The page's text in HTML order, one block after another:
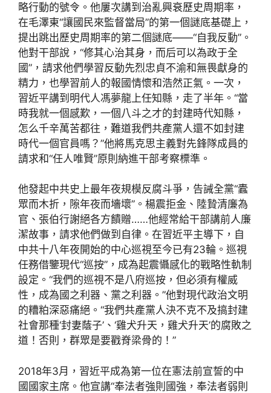
略行動的號令。他屢次講到治亂興衰歷史周期率，
在毛澤東“讓國民來監督當局”的第一個謎底基礎上，
提出跳出歷史周期率的第二個謎底——“自我反動”。
他對干部說，“修其心治其身，而后可以為政于全
國”，請求他們學習反動先烈忠貞不渝和無畏獻身的
精力，也學習前人的報國情懷和浩然正氣。一次，
習近平講到明代人馮夢龍上任知縣，走了半年。“當
時我就一個感歎，一個八斗之才的封建時代知縣，
怎么千辛萬苦都往，難道我們共產黨人還不如封建
時代一個官員嗎？”他將馬克思主義對先鋒隊成員的
請求和“任人唯賢”原則納進干部考察標準。
他發起中共史上最年夜規模反腐斗爭，告誡全黨“蠹
眾而木折，隙年夜而墻壞”。楊震拒金、陸贄清廉為
官、張伯行謝絕各方饋贈……他經常給干部講前人廉
潔故事，請求他們做到自律。在習近平主導下，自
中共十八年夜開始的中心巡視至今已有23輪。巡視
任務借鑒現代“巡按”，成為起震懾感化的戰略性軌制
設定。“我們的巡視不是八府巡按，但必須有權威
性，成為國之利器、黨之利器。”他對現代政治文明
的糟粕深惡痛絕。“我們共產黨人決不克不及搞封建
社會那種‘封妻蔭子’、‘雞犬升天，雞犬升天’的腐敗之
道！否則，群眾是要戳脊梁骨的！”
2018年3月，習近平成為第一位在憲法前宣誓的中
國國家主席。他宣講“奉法者強則國強，奉法者弱則